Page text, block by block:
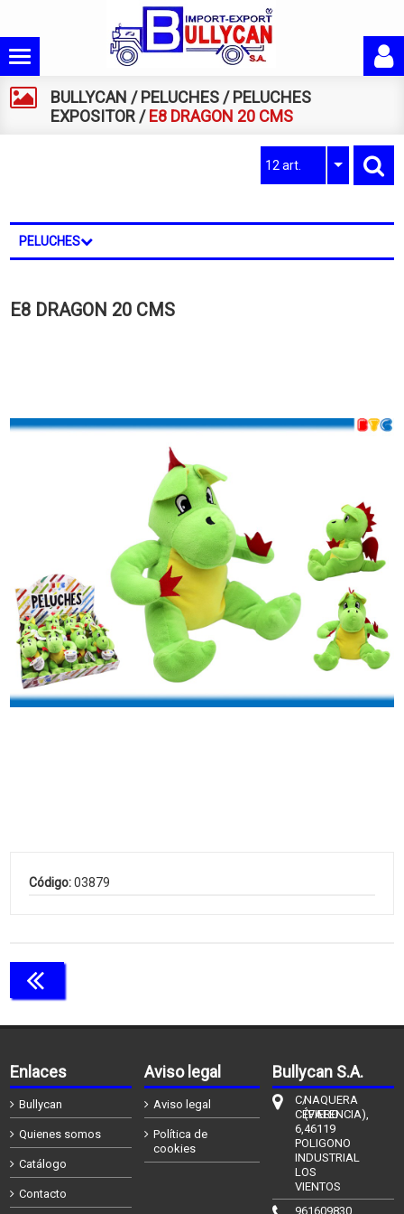
BULLYCAN /PELUCHES /PELUCHES
EXPOSITOR /E8 DRAGON 20 CMS
12 art.
PELUCHES
E8 DRAGON 20 CMS
Código:03879
Enlaces
Bullycan
Quienes somos
Catálogo
Contacto
Aviso legal
Aviso legal
Política de
cookies
Bullycan S.A.
C/
CÉFIERO
6,
POLIGONO
INDUSTRIAL
LOS
VIENTOS
NAQUERA
(VALENCIA),
46119
961609830